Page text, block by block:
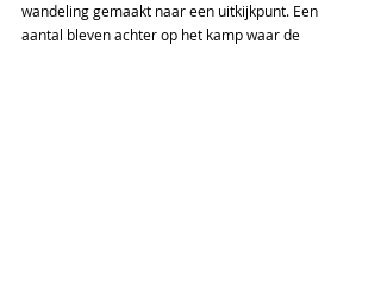
wandeling gemaakt naar een uitkijkpunt. Een
aantal bleven achter op het kamp waar de